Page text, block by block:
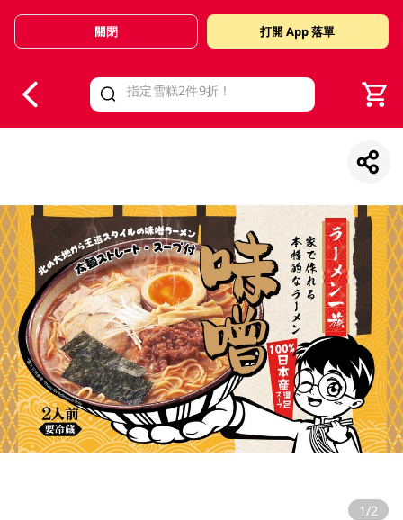
Valid Until 30 June 2026
關閉 打開 App 落單
1/2